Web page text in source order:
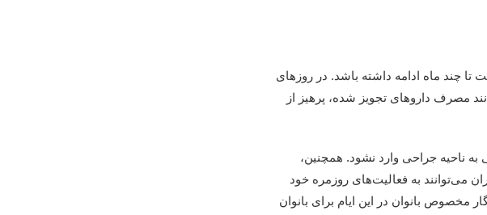
چند ماه ادامه داشته باشد. در روزهای
مصرف داروهای تجویز شده، پرهیز از
ناحیه جراحی وارد نشود. همچنین،
می‌توانند به فعالیت‌های روزمره خود
مخصوص بانوان در این ایام برای بانوان